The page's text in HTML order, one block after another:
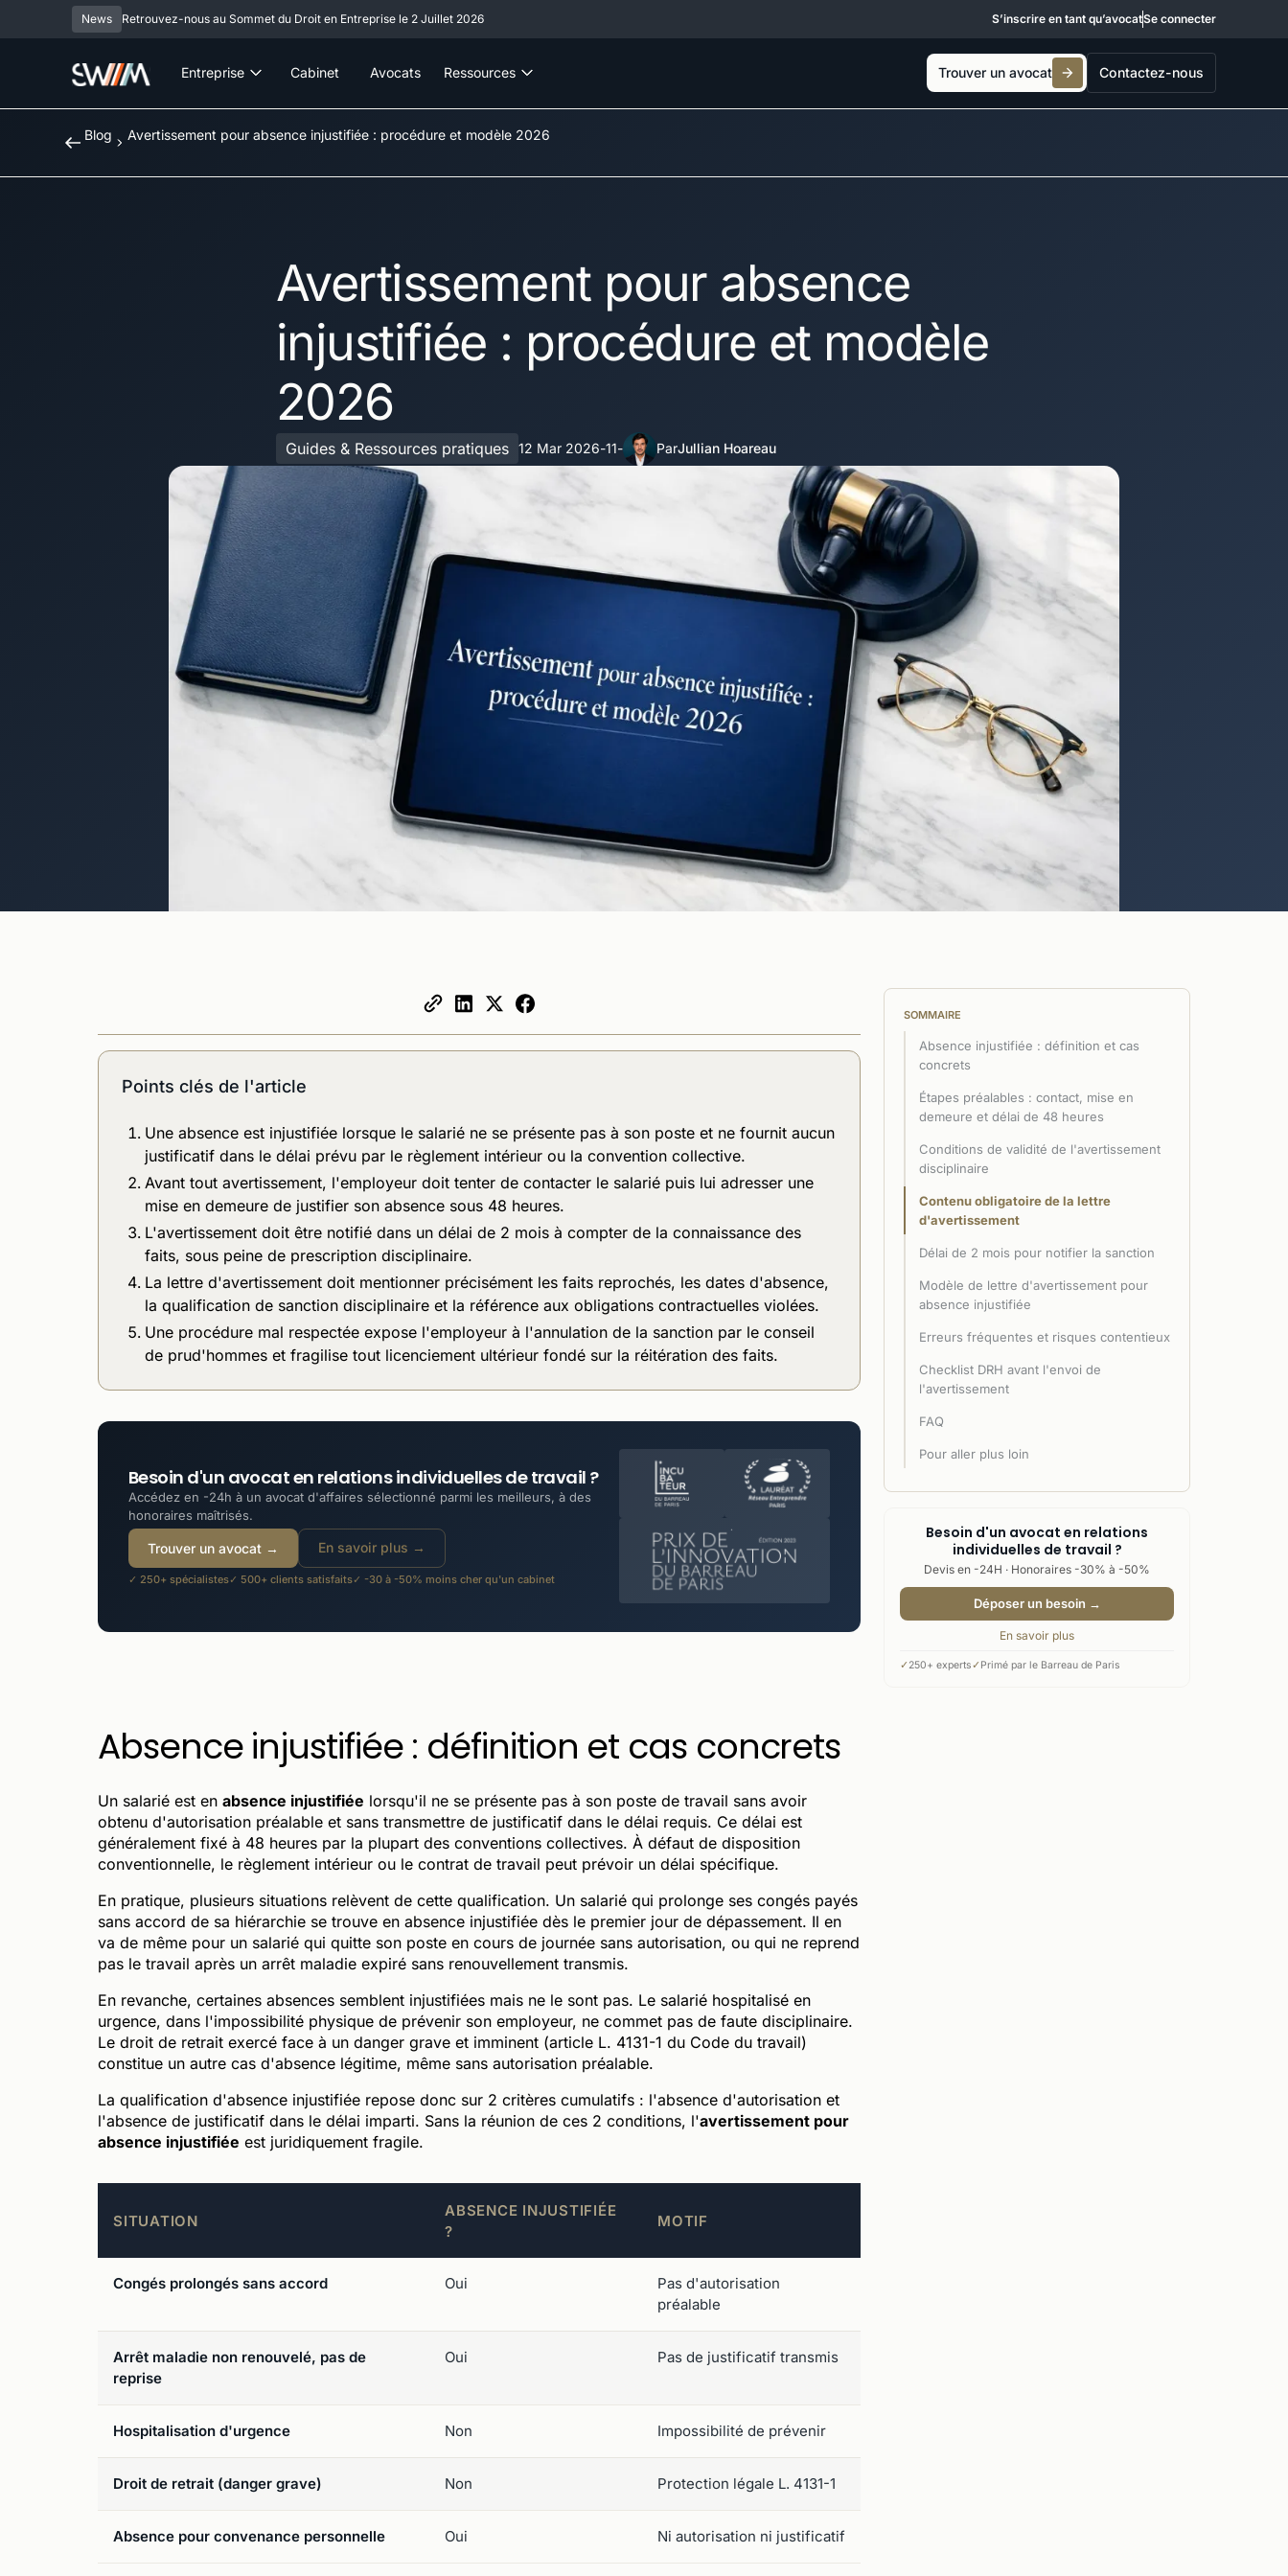
News Retrouvez-nous au Sommet du Droit en Entreprise le 2 Juillet 2026 S’inscrire en tant qu’avocatSe connecter
Entreprise Cabinet Avocats Ressources Trouver un avocat Contactez-nous
Blog Avertissement pour absence injustifiée : procédure et modèle 2026
Avertissement pour absence
injustifiée : procédure et modèle
2026
Guides & Ressources pratiques 12 Mar 2026-11- ParJullian Hoareau
Points clés de l'article
Une absence est injustifiée lorsque le salarié ne se présente pas à son poste et ne fournit aucun
justificatif dans le délai prévu par le règlement intérieur ou la convention collective.
Avant tout avertissement, l'employeur doit tenter de contacter le salarié puis lui adresser une
mise en demeure de justifier son absence sous 48 heures.
L'avertissement doit être notifié dans un délai de 2 mois à compter de la connaissance des
faits, sous peine de prescription disciplinaire.
La lettre d'avertissement doit mentionner précisément les faits reprochés, les dates d'absence,
la qualification de sanction disciplinaire et la référence aux obligations contractuelles violées.
Une procédure mal respectée expose l'employeur à l'annulation de la sanction par le conseil
de prud'hommes et fragilise tout licenciement ultérieur fondé sur la réitération des faits.
Besoin d'un avocat en relations individuelles de travail ?
Accédez en -24h à un avocat d'affaires sélectionné parmi les meilleurs, à des
honoraires maîtrisés.
Trouver un avocat → En savoir plus →
✓ 250+ spécialistes✓ 500+ clients satisfaits✓ -30 à -50% moins cher qu'un cabinet
Absence injustifiée : définition et cas concrets
Un salarié est en absence injustifiée lorsqu'il ne se présente pas à son poste de travail sans avoir
obtenu d'autorisation préalable et sans transmettre de justificatif dans le délai requis. Ce délai est
généralement fixé à 48 heures par la plupart des conventions collectives. À défaut de disposition
conventionnelle, le règlement intérieur ou le contrat de travail peut prévoir un délai spécifique.
En pratique, plusieurs situations relèvent de cette qualification. Un salarié qui prolonge ses congés payés
sans accord de sa hiérarchie se trouve en absence injustifiée dès le premier jour de dépassement. Il en
va de même pour un salarié qui quitte son poste en cours de journée sans autorisation, ou qui ne reprend
pas le travail après un arrêt maladie expiré sans renouvellement transmis.
En revanche, certaines absences semblent injustifiées mais ne le sont pas. Le salarié hospitalisé en
urgence, dans l'impossibilité physique de prévenir son employeur, ne commet pas de faute disciplinaire.
Le droit de retrait exercé face à un danger grave et imminent (article L. 4131-1 du Code du travail)
constitue un autre cas d'absence légitime, même sans autorisation préalable.
La qualification d'absence injustifiée repose donc sur 2 critères cumulatifs : l'absence d'autorisation et
l'absence de justificatif dans le délai imparti. Sans la réunion de ces 2 conditions, l'avertissement pour
absence injustifiée est juridiquement fragile.
SITUATION
ABSENCE INJUSTIFIÉE
?
MOTIF
Congés prolongés sans accord Oui
Pas d'autorisation
préalable
Arrêt maladie non renouvelé, pas de
reprise
Oui Pas de justificatif transmis
Hospitalisation d'urgence Non Impossibilité de prévenir
Droit de retrait (danger grave) Non Protection légale L. 4131-1
Absence pour convenance personnelle Oui Ni autorisation ni justificatif
SOMMAIRE
Absence injustifiée : définition et cas
concrets
Étapes préalables : contact, mise en
demeure et délai de 48 heures
Conditions de validité de l'avertissement
disciplinaire
Contenu obligatoire de la lettre
d'avertissement
Délai de 2 mois pour notifier la sanction
Modèle de lettre d'avertissement pour
absence injustifiée
Erreurs fréquentes et risques contentieux
Checklist DRH avant l'envoi de
l'avertissement
FAQ
Pour aller plus loin
Besoin d'un avocat en relations
individuelles de travail ?
Devis en -24H · Honoraires -30% à -50%
Déposer un besoin →
En savoir plus
✓ 250+ experts✓ Primé par le Barreau de Paris